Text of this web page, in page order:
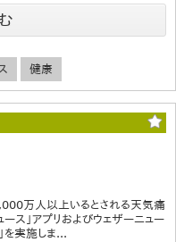
健康
万人以上いるとされる天気痛
ス」アプリおよびウェザーニュー
を実施しま...